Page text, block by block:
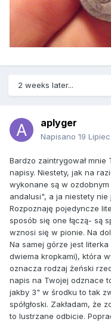
2 weeks later...
aplyger
Napisano 19
Bardzo zaintrygował
napisy. Niestety, jak na
wykonane są w
andalusi", a ja niestety
Rozpoznaję pojedyncze
sposób się one łączą- są
wznosi się w pionie. Na
Na samej górze jest
dwiema kropkami), która
oznacza rodzaj żeński
napis na Twojej odznace
jakby 3" w środku to tak
spółgłoski. Zakładam, że
to lustrzane odbicie.